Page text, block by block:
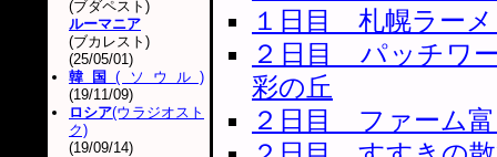
１日目 札幌ラーメ
２日目 パッチワ
彩の丘
２日目 ファーム
(ブダペスト)
ルーマニア
(ブカレスト)
(25/05/01)
韓国(ソウル)
(19/11/09)
ロシア(ウラジオスト
ク)
(19/09/14)